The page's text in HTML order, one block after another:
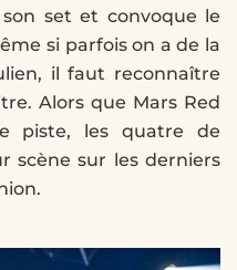
set et convoque le
si parfois on a de la
il faut reconnaître
Alors que Mars Red
piste, les quatre de
scène sur les derniers